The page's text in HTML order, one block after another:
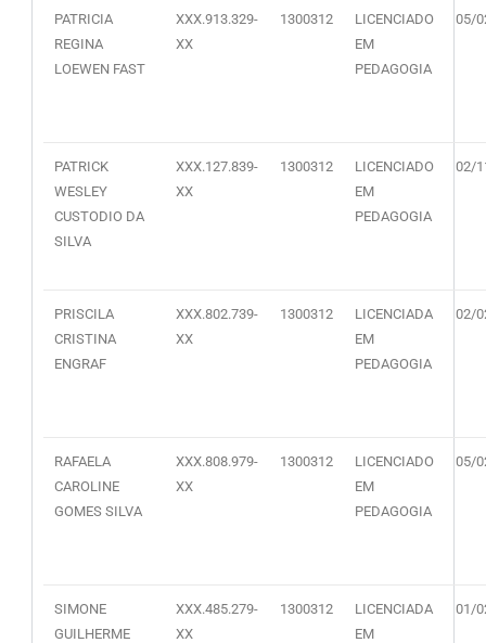
PATRICIA
REGINA
LOEWEN FAST
XXX.913.329-
XX
1300312
LICENCIADO
EM
PEDAGOGIA
05/
PATRICK
WESLEY
CUSTODIO DA
SILVA
XXX.127.839-
XX
1300312
LICENCIADO
EM
PEDAGOGIA
02/
PRISCILA
CRISTINA
ENGRAF
XXX.802.739-
XX
1300312
LICENCIADA
EM
PEDAGOGIA
02/
RAFAELA
CAROLINE
GOMES SILVA
XXX.808.979-
XX
1300312
LICENCIADO
EM
PEDAGOGIA
05/
SIMONE
GUILHERME
XXX.485.279-
XX
1300312
LICENCIADA
EM
01/